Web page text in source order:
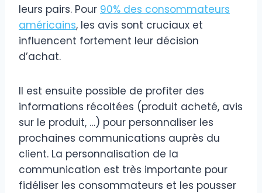
leurs pairs. Pour 90% des consommateurs
américains, les avis sont cruciaux et
influencent fortement leur décision
d’achat.
Il est ensuite possible de profiter des
informations récoltées (produit acheté, avis
sur le produit, …) pour personnaliser les
prochaines communications auprès du
client. La personnalisation de la
communication est très importante pour
fidéliser les consommateurs et les pousser